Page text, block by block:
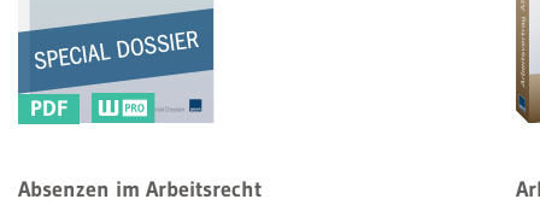
PDF
Absenzen im Arbeitsrecht